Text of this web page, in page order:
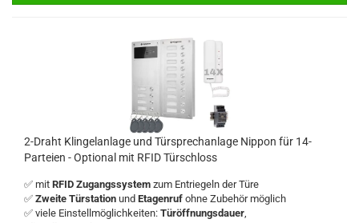
2-Draht Klingelanlage und Türsprechanlage Nippon für 14-
Parteien - Optional mit RFID Türschloss
✅ mit RFID Zugangssystem zum Entriegeln der Türe
✅ Zweite Türstation und Etagenruf ohne Zubehör möglich
✅ viele Einstellmöglichkeiten: Türöffnungsdauer,